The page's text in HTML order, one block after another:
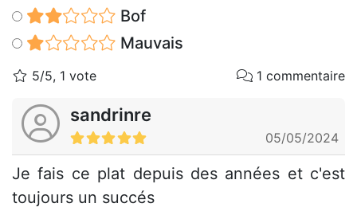
Bof
Mauvais
5/5, 1 vote 1 commentaire
sandrinre
05/05/2024
Je fais ce plat depuis des années et c'est
toujours un succés